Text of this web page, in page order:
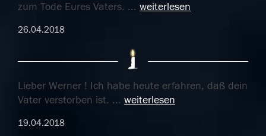
zum Tode Eures Vaters. ... weiterlesen
26.04.2018
Lieber Werner ! Ich habe heute erfahren, daß dein
Vater verstorben ist. ... weiterlesen
19.04.2018